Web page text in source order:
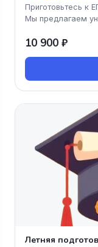
Приготовьтесь к
Мы предлагаем
10 900 ₽
Летняя